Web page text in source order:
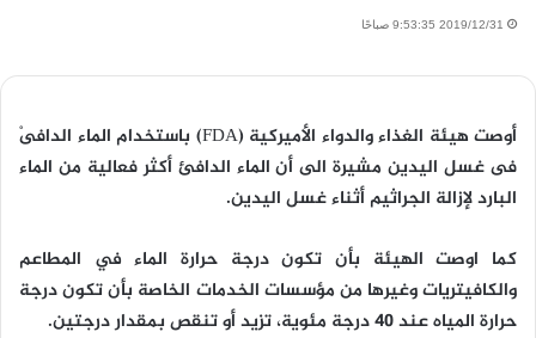
2019/12/31 9:53:35 صباحًا
أوصت هيئة الغذاء والدواء الأميركية (FDA) باستخدام الماء الدافىْ
فى غسل اليدين مشيرة الى أن الماء الدافئ أكثر فعالية من الماء
البارد لإزالة الجراثيم أثناء غسل اليدين.
كما اوصت الهيئة بأن تكون درجة حرارة الماء في المطاعم
والكافيتريات وغيرها من مؤسسات الخدمات الخاصة بأن تكون درجة
حرارة المياه عند 40 درجة مئوية، تزيد أو تنقص بمقدار درجتين.